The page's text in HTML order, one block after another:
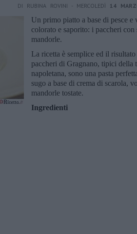
DI RUBINA ROVINI - MERCOLEDÌ 14
Un primo piatto a base di pesce e
colorato e saporito: i paccheri
mandorle.
La ricetta è semplice ed il
paccheri di Gragnano, tipici della
napoletana, sono una pasta
sugo a base di crema di scarola,
mandorle tostate.
Ingredienti